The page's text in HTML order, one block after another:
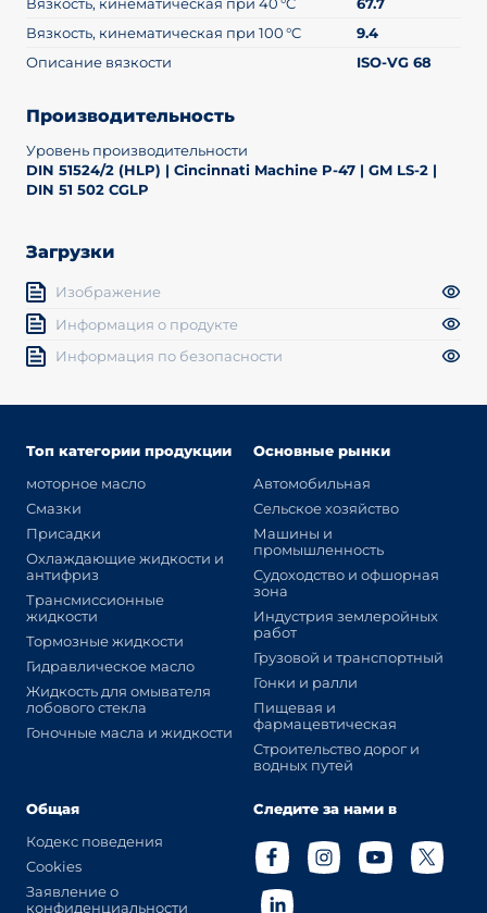
Вязкость, кинематическая при 100 °C
9.4
Описание вязкости
ISO-VG 68
Производительность
Уровень производительности
DIN 51524/2 (HLP) | Cincinnati Machine P-47 | GM LS-2 |
DIN 51 502 CGLP
Загрузки
Изображение
Информация о продукте
Информация по безопасности
Топ категории продукции
моторное масло
Смазки
Присадки
Охлаждающие жидкости и
антифриз
Трансмиссионные
жидкости
Тормозные жидкости
Гидравлическое масло
Жидкость для омывателя
лобового стекла
Гоночные масла и жидкости
Основные рынки
Автомобильная
Сельское хозяйство
Машины и
промышленность
Судоходство и офшорная
зона
Индустрия землеройных
работ
Грузовой и транспортный
Гонки и ралли
Пищевая и
фармацевтическая
Строительство дорог и
водных путей
Общая
Кодекс поведения
Cookies
Заявление о
конфиденциальности
Следите за нами в